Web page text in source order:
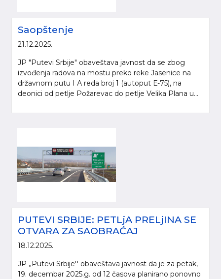
Saopštenje
21.12.2025.
JP "Putevi Srbije" obaveštava javnost da se zbog
izvođenja radova na mostu preko reke Jasenice na
državnom putu I А reda broj 1 (autoput Е-75), na
deonici od petlje Požarevac do petlje Velika Plana u...
PUTEVI SRBIJE: PETLjA PRELjINA SE
OTVARA ZA SAOBRAĆAJ
18.12.2025.
JP „Putevi Srbije'' obaveštava javnost da je za petak,
19. decembar 2025.g. od 12 časova planirano ponovno